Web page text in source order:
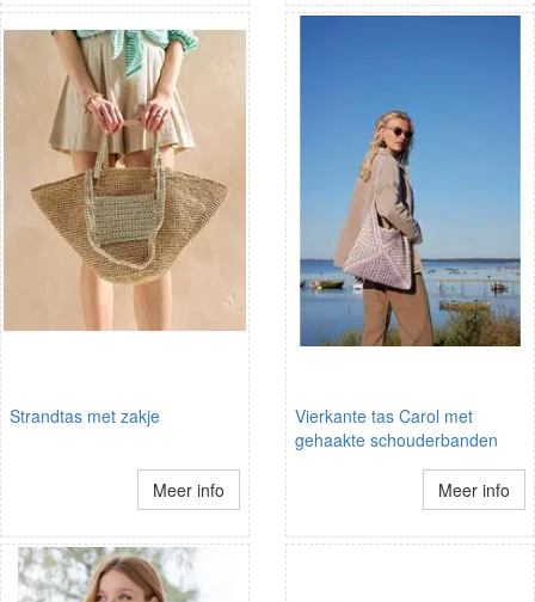
Strandtas met zakje
Meer info
Vierkante tas Carol met
gehaakte schouderbanden
Meer info